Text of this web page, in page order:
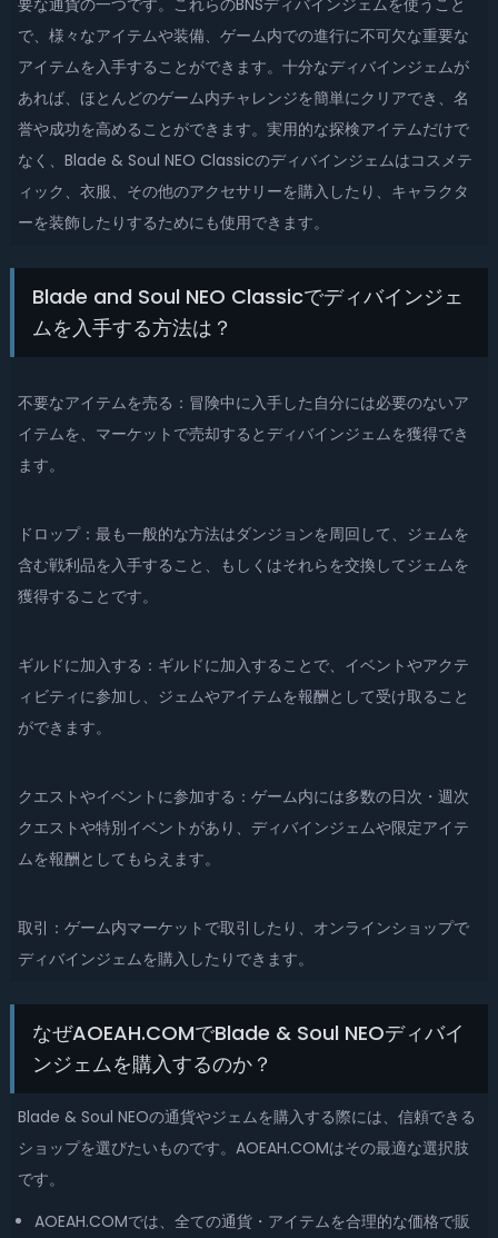
要な通貨の一つです。これらのBNSディバインジェムを使うこと
で、様々なアイテムや装備、ゲーム内での進行に不可欠な重要な
アイテムを入手することができます。十分なディバインジェムが
あれば、ほとんどのゲーム内チャレンジを簡単にクリアでき、名
誉や成功を高めることができます。実用的な探検アイテムだけで
なく、Blade & Soul NEO Classicのディバインジェムはコスメテ
ィック、衣服、その他のアクセサリーを購入したり、キャラクタ
ーを装飾したりするためにも使用できます。
Blade and Soul NEO Classicでディバインジェ
ムを入手する方法は？
不要なアイテムを売る：冒険中に入手した自分には必要のないア
イテムを、マーケットで売却するとディバインジェムを獲得でき
ます。
ドロップ：最も一般的な方法はダンジョンを周回して、ジェムを
含む戦利品を入手すること、もしくはそれらを交換してジェムを
獲得することです。
ギルドに加入する：ギルドに加入することで、イベントやアクテ
ィビティに参加し、ジェムやアイテムを報酬として受け取ること
ができます。
クエストやイベントに参加する：ゲーム内には多数の日次・週次
クエストや特別イベントがあり、ディバインジェムや限定アイテ
ムを報酬としてもらえます。
取引：ゲーム内マーケットで取引したり、オンラインショップで
ディバインジェムを購入したりできます。
なぜAOEAH.COMでBlade & Soul NEOディバイ
ンジェムを購入するのか？
Blade & Soul NEOの通貨やジェムを購入する際には、信頼できる
ショップを選びたいものです。AOEAH.COMはその最適な選択肢
です。
AOEAH.COMでは、全ての通貨・アイテムを合理的な価格で販